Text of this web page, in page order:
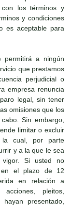
los términos y
y condiciones
es aceptable para
permitirá a ningún
que prestamos
perjudicial o
empresa renuncia
legal, sin tener
omisiones que los
Sin embargo,
limitar o excluir
la cual, por parte
y a la que le sea
vigor. Si usted no
en el plazo de 12
en relación a
pleitos,
presentado,